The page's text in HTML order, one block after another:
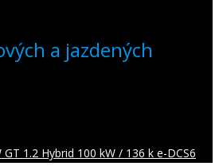
a jazdených
1.2 Hybrid 100 kW / 136 k e-DCS6